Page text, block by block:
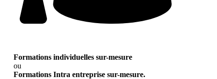
Formations individuelles sur-mesure
ou
Formations Intra entreprise sur-mesure.